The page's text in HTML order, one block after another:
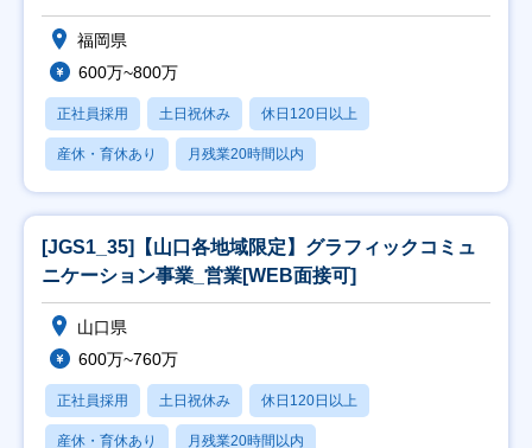
福岡県
600万~800万
正社員採用 土日祝休み 休日120日以上
産休・育休あり 月残業20時間以内
[JGS1_35]【山口各地域限定】グラフィックコミュ
ニケーション事業_営業[WEB面接可]
山口県
600万~760万
正社員採用 土日祝休み 休日120日以上
産休・育休あり 月残業20時間以内